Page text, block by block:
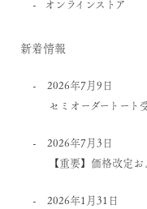
オンラインストア
新着情報
2026年7月9日
セミオーダートート
2026年7月3日
【重要】価格改定
2026年1月31日